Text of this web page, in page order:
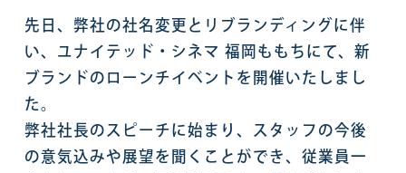
先日、弊社の社名変更とリブランディングに伴
い、ユナイテッド・シネマ 福岡ももちにて、新
ブランドのローンチイベントを開催いたしまし
た。
弊社社長のスピーチに始まり、スタッフの今後
の意気込みや展望を聞くことができ、従業員一